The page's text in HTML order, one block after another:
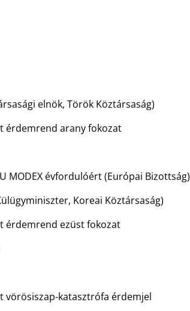
elnök, Török Köztársaság)
érdemrend arany fokozat
MODEX évfordulóért (Európai Bizottság)
Koreai Köztársaság)
érdemrend ezüst fokozat
vörösiszap-katasztrófa érdemjel